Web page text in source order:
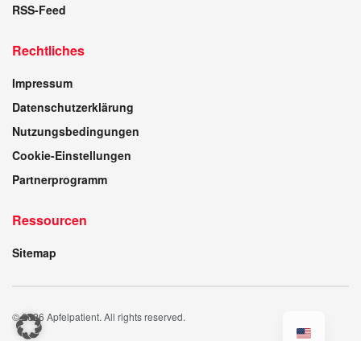
RSS-Feed
Rechtliches
Impressum
Datenschutzerklärung
Nutzungsbedingungen
Cookie-Einstellungen
Partnerprogramm
Ressourcen
Sitemap
© 2026 Apfelpatient. All rights reserved.